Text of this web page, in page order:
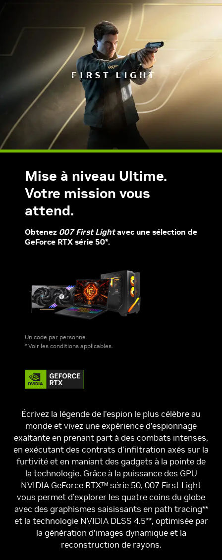
Mise à niveau Ultime.
Votre mission vous
attend.
Obtenez 007 First Lightavec une sélection de
GeForce RTX série 50*.
Un code par personne.
* Voir les conditions applicables.
Écrivez la légende de l’espion le plus célèbre au
monde et vivez une expérience d’espionnage
exaltante en prenant part à des combats intenses,
en exécutant des contrats d’infiltration axés sur la
furtivité et en maniant des gadgets à la pointe de
la technologie. Grâce à la puissance des GPU
NVIDIA GeForce RTX™ série 50, 007 First Light
vous permet d’explorer les quatre coins du globe
avec des graphismes saisissants en path tracing**
et la technologie NVIDIA DLSS 4.5**, optimisée par
la génération d’images dynamique et la
reconstruction de rayons.